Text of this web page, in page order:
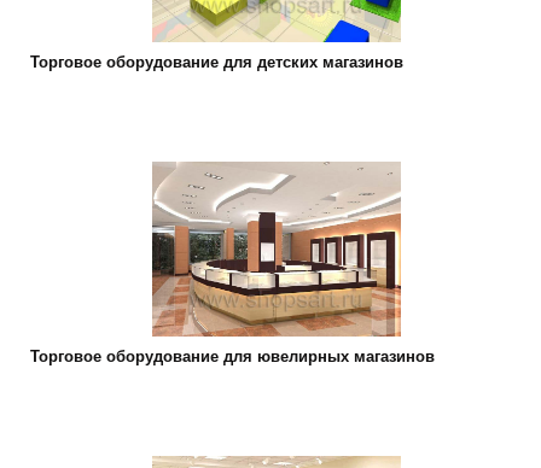
Торговое оборудование для детских магазинов
Торговое оборудование для ювелирных магазинов